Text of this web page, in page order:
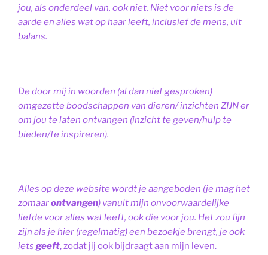
jou, als onderdeel van, ook niet. Niet voor niets is de
aarde en alles wat op haar leeft, inclusief de mens, uit
balans.
De door mij in woorden (al dan niet gesproken)
omgezette boodschappen van dieren/ inzichten ZIJN er
om jou te laten ontvangen (inzicht te geven/hulp te
bieden/te inspireren).
Alles op deze website wordt je aangeboden (je mag het
zomaarontvangen) vanuit mijn onvoorwaardelijke
liefde voor alles wat leeft, ook die voor jou. Het zou fijn
zijn als je hier (regelmatig) een bezoekje brengt, je ook
iets geeft, zodat jij ook bijdraagt aan mijn leven.